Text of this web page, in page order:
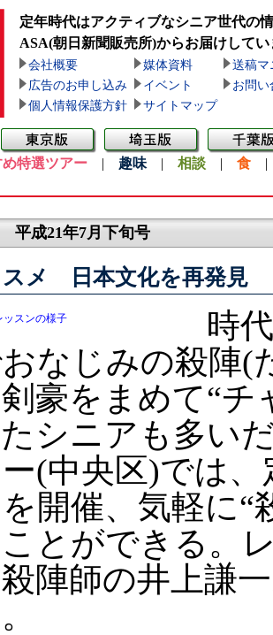
定年時代はアクティブなシニア世代の
ASA(朝日新聞販売所)からお届けしてい
会社概要 媒体資料
送稿マ
広告のお申し込み
イベント
お問い
個人情報保護方針
サイトマップ
め特選ツアー | 趣味 | 相談 | 食
平成21年7月下旬号
スメ 日本文化を再発見
ッスンの様子
時代
なじみの殺陣(
豪をまめて“チ
シニアも多い
(中央区)では
開催、気軽に“
とができる。
陣師の井上謙